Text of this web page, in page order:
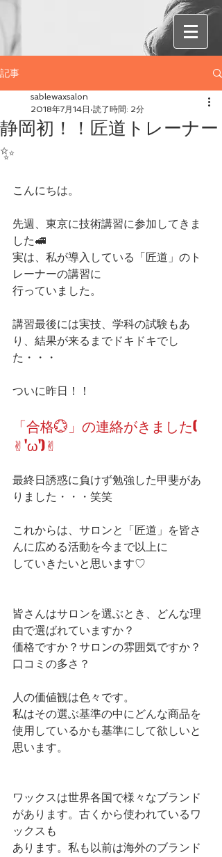
記事
静岡初！！匠道トレーナー
✨
sablewaxsalon
2018年7月14日 読了時間: 2分
こんにちは。
先週、東京に技術講習に参加してきま
した🚅
実は、私が導入している「匠道」のト
レーナーの講習に
行っていました。
講習最後には実技、学科の試験もあ
り、結果が来るまでドキドキでし
た・・・
ついに昨日！！
「合格💮」の連絡がきました(
✌︎'ω')✌︎
最終日誘惑に負けず勉強した甲斐があ
りました・・・笑笑
これからは、サロンと「匠道」を皆さ
んに広める活動を今まで以上に
していきたいと思います♡
皆さんはサロンを選ぶとき、どんな理
由で選ばれていますか？
価格ですか？サロンの雰囲気ですか？
口コミの多さ？
人の価値観は色々です。
私はその選ぶ基準の中にどんな商品を
使用しているかも基準にして欲しいと
思います。
ワックスは世界各国で様々なブランド
があります。古くから使われているワ
ックスも
あります。私も以前は海外のブランド